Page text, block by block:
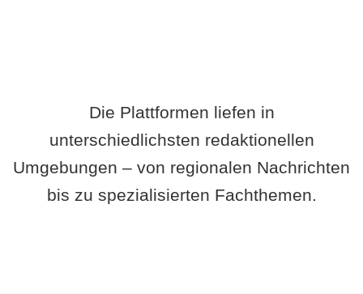
Die Plattformen liefen in
unterschiedlichsten redaktionellen
Umgebungen – von regionalen Nachrichten
bis zu spezialisierten Fachthemen.